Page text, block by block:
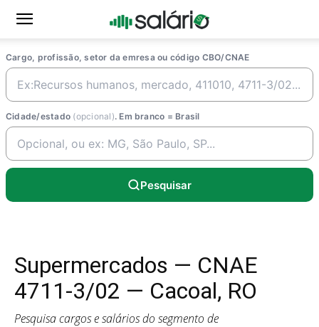
Cargo, profissão, setor da emresa ou código CBO/CNAE
Cidade/estado (opcional). Em branco = Brasil
Pesquisar
Supermercados — CNAE
4711-3/02 — Cacoal, RO
Pesquisa cargos e salários do segmento de